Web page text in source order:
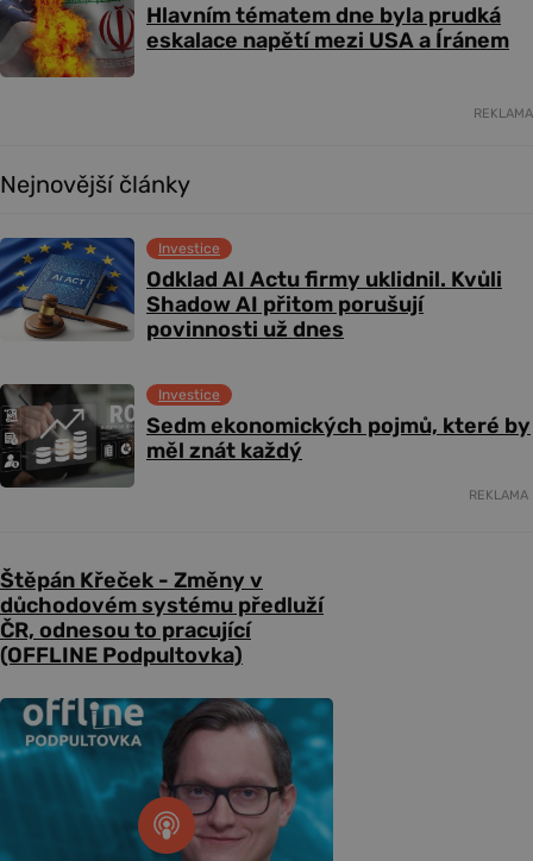
Hlavním tématem dne byla prudká
eskalace napětí mezi USA a Íránem
REKLAMA
Nejnovější články
Odklad AI Actu firmy uklidnil. Kvůli
Shadow AI přitom porušují
povinnosti už dnes
Investice
Sedm ekonomických pojmů, které by
měl znát každý
Investice
REKLAMA
Štěpán Křeček - Změny v
důchodovém systému předluží
ČR, odnesou to pracující
(OFFLINE Podpultovka)